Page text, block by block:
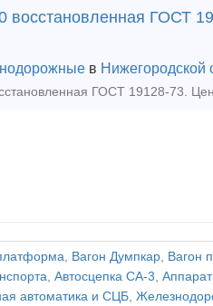
восстановленная ГОСТ
в Нижегородской
, Вагон Думпкар, Вагон
, Автосцепка СА-3,
автоматика и СЦБ,